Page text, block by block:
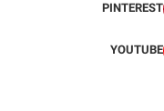
PINTEREST
YOUTUBE